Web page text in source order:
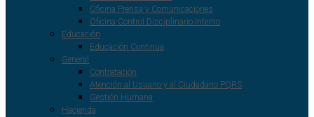
Oficina Prensa y Comunicaciones
Oficina Control Disciplinario Interno
Educación
Educación Continua
General
Contratación
Atención al Usuario y al Ciudadano PQRS
Gestión Humana
Hacienda